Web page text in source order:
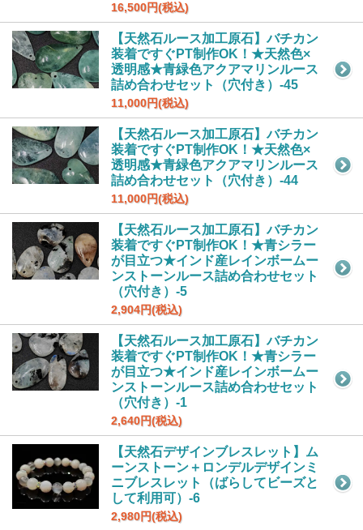
16,500円(税込)
【天然石ルース加工原石】バチカン
装着ですぐPT制作OK！★天然色×
透明感★青緑色アクアマリンルース
詰め合わせセット（穴付き）-45
11,000円(税込)
【天然石ルース加工原石】バチカン
装着ですぐPT制作OK！★天然色×
透明感★青緑色アクアマリンルース
詰め合わせセット（穴付き）-44
11,000円(税込)
【天然石ルース加工原石】バチカン
装着ですぐPT制作OK！★青シラー
が目立つ★インド産レインボームー
ンストーンルース詰め合わせセット
（穴付き）-5
2,904円(税込)
【天然石ルース加工原石】バチカン
装着ですぐPT制作OK！★青シラー
が目立つ★インド産レインボームー
ンストーンルース詰め合わせセット
（穴付き）-1
2,640円(税込)
【天然石デザインブレスレット】ム
ーンストーン＋ロンデルデザインミ
ニブレスレット（ばらしてビーズと
して利用可）-6
2,980円(税込)